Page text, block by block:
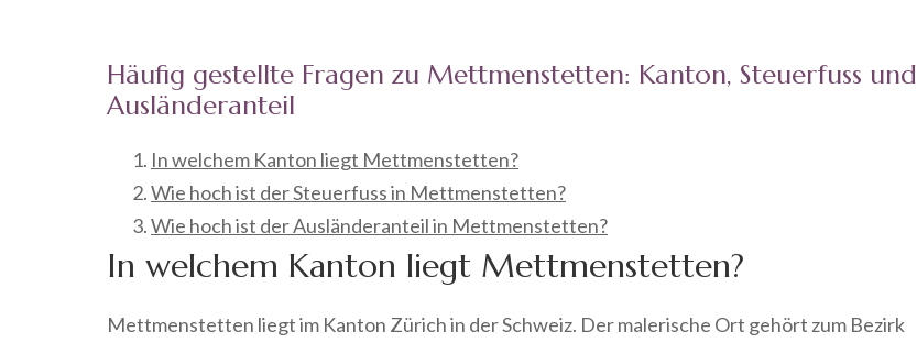
Häufig gestellte Fragen zu Mettmenstetten: Kanton, Steuerfuss und
Ausländeranteil
In welchem Kanton liegt Mettmenstetten?
Wie hoch ist der Steuerfuss in Mettmenstetten?
Wie hoch ist der Ausländeranteil in Mettmenstetten?
In welchem Kanton liegt Mettmenstetten?
Mettmenstetten liegt im Kanton Zürich in der Schweiz. Der malerische Ort gehört zum Bezirk